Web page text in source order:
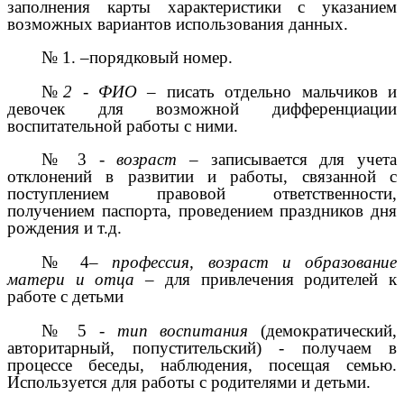
заполнения карты характеристики с указанием
возможных вариантов использования данных.
№ 1. –порядковый номер.
№2 - ФИО – писать отдельно мальчиков и
девочек для возможной дифференциации
воспитательной работы с ними.
№ 3 -возраст – записывается для учета
отклонений в развитии и работы, связанной с
поступлением правовой ответственности,
получением паспорта, проведением праздников дня
рождения и т.д.
№ 4– профессия, возраст и образование
матери и отца – для привлечения родителей к
работе с детьми
№ 5 -тип воспитания (демократический,
авторитарный, попустительский) - получаем в
процессе беседы, наблюдения, посещая семью.
Используется для работы с родителями и детьми.